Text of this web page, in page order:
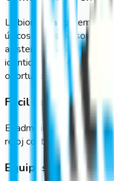
La biometría contempla
únicos de las personas.
asistencia usa algunos
identidad. Así, el registro
oportuno e infalible ante
Fácil administración
El administrador puede
reloj control de
Equipos con